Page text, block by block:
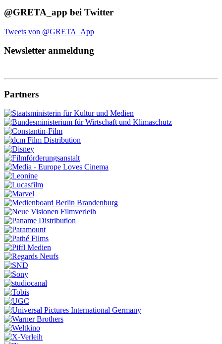
@GRETA_app bei Twitter
Tweets von @GRETA_App
Newsletter anmeldung
Partners